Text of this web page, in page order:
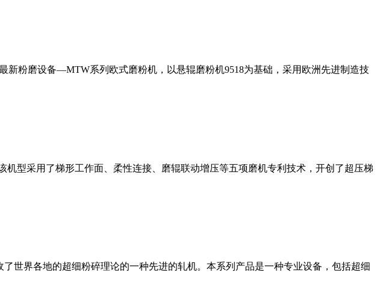
粉磨设备—MTW系列欧式磨粉机，以悬辊磨粉机9518为基础，采用欧洲先进制造技
型采用了梯形工作面、柔性连接、磨辊联动增压等五项磨机专利技术，开创了超压梯
世界各地的超细粉碎理论的一种先进的轧机。本系列产品是一种专业设备，包括超细